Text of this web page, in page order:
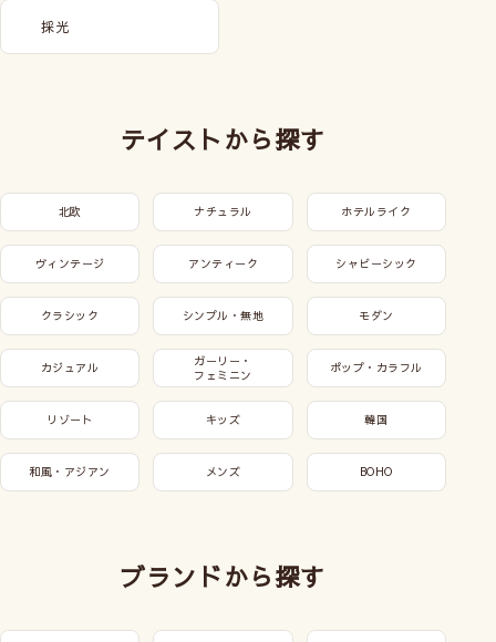
採光
テイストから探す
北欧 ナチュラル ホテルライク
ヴィンテージ アンティーク シャビーシック
クラシック シンプル・無地 モダン
カジュアル
ガーリー・
フェミニン
ポップ・カラフル
リゾート キッズ 韓国
和風・アジアン メンズ BOHO
ブランドから探す